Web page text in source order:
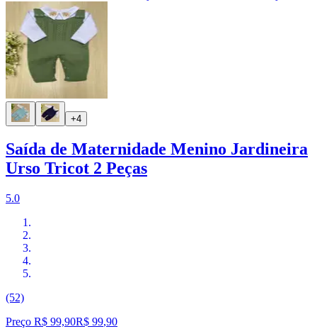
+4
Saída de Maternidade Menino Jardineira
Urso Tricot 2 Peças
5.0
(52)
Preço R$ 99,90R$ 99,90